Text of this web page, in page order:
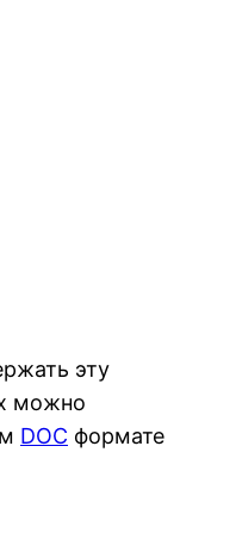
эту
можно
DOC формате